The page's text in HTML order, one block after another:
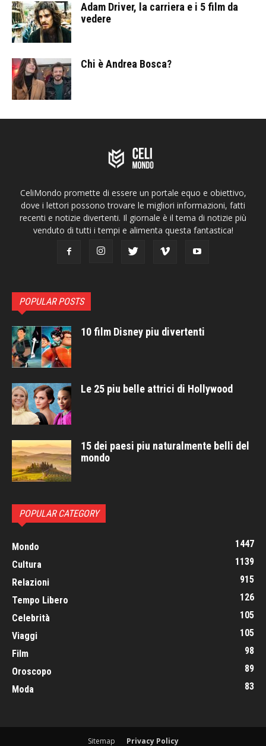
Adam Driver, la carriera e i 5 film da
vedere
Chi è Andrea Bosca?
CeliMondo promette di essere un portale equo e obiettivo,
dove i lettori possono trovare le migliori informazioni, fatti
recenti e notizie divertenti. Il giornale è il tema di notizie più
venduto di tutti i tempi e alimenta questa fantastica!
POPULAR POSTS
10 film Disney piu divertenti
Le 25 piu belle attrici di Hollywood
15 dei paesi piu naturalmente belli del
mondo
POPULAR CATEGORY
Mondo
1447
Cultura
1139
Relazioni
915
Tempo Libero
126
Celebrità
105
Viaggi
105
Film
98
Oroscopo
89
Moda
83
Sitemap Privacy Policy